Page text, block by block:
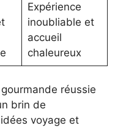
Expérience
inoubliable et
accueil
chaleureux
réussie
brin de
voyage et